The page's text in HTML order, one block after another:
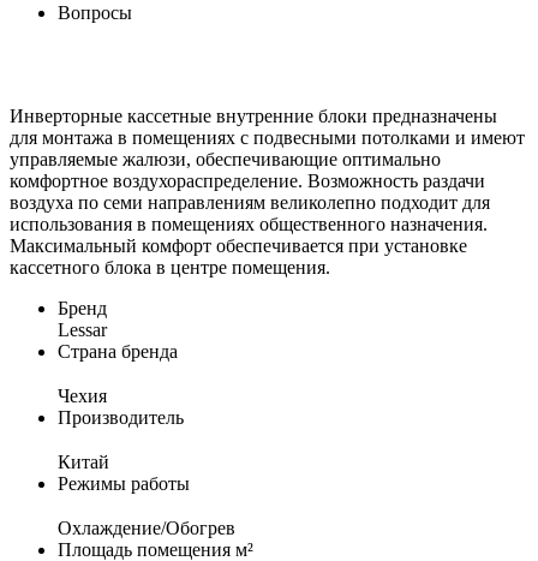
Вопросы
Инверторные кассетные внутренние блоки предназначены
для монтажа в помещениях с подвесными потолками и имеют
управляемые жалюзи, обеспечивающие оптимально
комфортное воздухораспределение. Возможность раздачи
воздуха по семи направлениям великолепно подходит для
использования в помещениях общественного назначения.
Максимальный комфорт обеспечивается при установке
кассетного блока в центре помещения.
Бренд
Lessar
Страна бренда
Чеxия
Производитель
Китай
Режимы работы
Охлаждение/Обогрев
Площадь помещения м²